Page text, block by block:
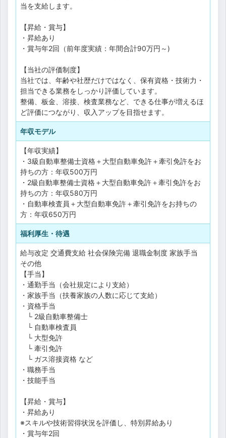
当を支給します。
【昇給・賞与】
・昇給あり
・賞与年2回（前年度実績：年間合計90万円～)
【当社の評価制度】
当社では、年齢や社歴だけではなく、保有資格・技術力・
担当できる業務をしっかり評価しています。
整備、板金、溶接、検査業務など、できる仕事が増えるほ
ど評価につながり、収入アップを目指せます。
年収モデル
【年収実績】
・3級自動車整備士資格＋大型自動車免許＋牽引免許をお
持ちの方：年収500万円
・2級自動車整備士資格＋大型自動車免許＋牽引免許をお
持ちの方：年収580万円
・自動車検査員＋大型自動車免許＋牽引免許をお持ちの
方：年収650万円
福利厚生・待遇
給与改定 交通費支給 社会保険完備 退職金制度 家族手当
その他
【手当】
・通勤手当（会社規定により支給）
・家族手当（扶養家族の人数に応じて支給）
・資格手当
└ 2級自動車整備士
└ 自動車検査員
└ 大型免許
└ 牽引免許
└ ガス溶接資格 など
・職務手当
・技能手当
【昇給・賞与】
・昇給あり
※スキルや技術習得状況を評価し、特別昇給あり
・賞与年2回